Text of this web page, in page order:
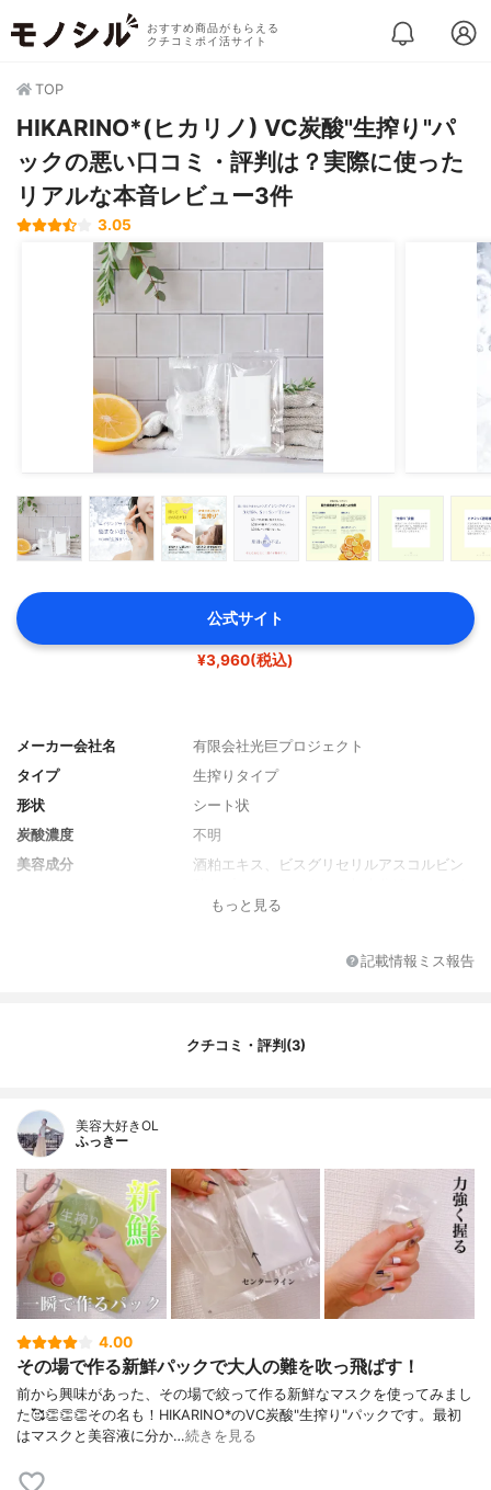
おすすめ商品がもらえる
クチコミポイ活サイト
TOP
HIKARINO*(ヒカリノ) VC炭酸"生搾り"パ
ックの悪い口コミ・評判は？実際に使った
リアルな本音レビュー3件
3.05
公式サイト
¥3,960(税込)
メーカー会社名
有限会社光巨プロジェクト
タイプ
生搾りタイプ
形状
シート状
炭酸濃度
不明
美容成分
酒粕エキス、ビスグリセリルアスコルビン
ン(魚由来)、ヒアルロン酸Na
もっと見る
記載情報ミス報告
クチコミ・評判(3)
美容大好きOL
ふっきー
4.00
その場で作る新鮮パックで大人の難を吹っ飛ばす！
前から興味があった、その場で絞って作る新鮮なマスクを使ってみまし
た🥰👏👏👏その名も！HIKARINO*のVC炭酸"生搾り"パックです。最初
はマスクと美容液に分か…続きを見る